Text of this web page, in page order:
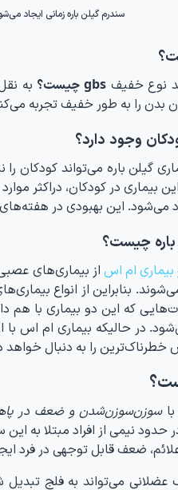
سندرم گیلن باره زمانی ایجاد
نوع خفیف gbs چیست؟ به
بدن را به طور خفیف تجربه
وجود دارد؟
بیماری در کودکان، دراکثر
می‌شود. این بهبودی در
باره چیست؟
بیماری ام اس از بیماری‌های
بنابراین از انواع
که این دو بیماری با هم
در حالیکه بیماری ام اس
خطرناک‌ترین را به دنبال
سوزن‌سوزن‌شدن و ضعف در
حدود نیمی از افراد مبتلا به
ضعف قابل توجهی در فرد
می‌تواند به فلج تبدیل